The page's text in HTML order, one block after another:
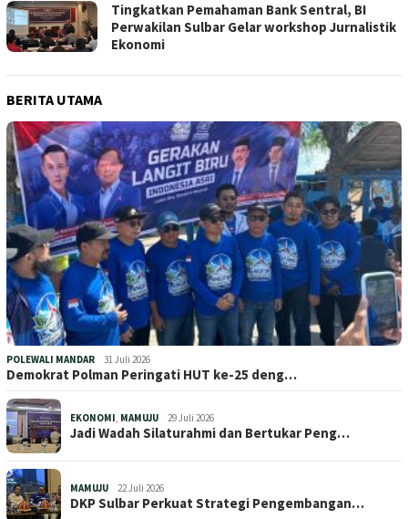
Tingkatkan Pemahaman Bank Sentral, BI
Perwakilan Sulbar Gelar workshop Jurnalistik
Ekonomi
BERITA UTAMA
POLEWALI MANDAR 31 Juli 2026
Demokrat Polman Peringati HUT ke-25 deng…
EKONOMI, MAMUJU 29 Juli 2026
Jadi Wadah Silaturahmi dan Bertukar Peng…
MAMUJU 22 Juli 2026
DKP Sulbar Perkuat Strategi Pengembangan…